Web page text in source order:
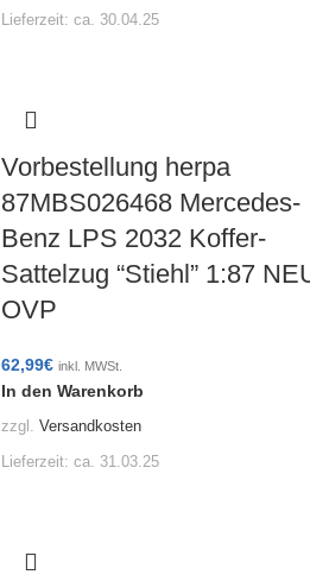
Lieferzeit: ca. 30.04.25
Vorbestellung herpa
87MBS026468 Mercedes-
Benz LPS 2032 Koffer-
Sattelzug “Stiehl” 1:87
OVP
62,99€ inkl. MWSt.
In den Warenkorb
zzgl. Versandkosten
Lieferzeit: ca. 31.03.25